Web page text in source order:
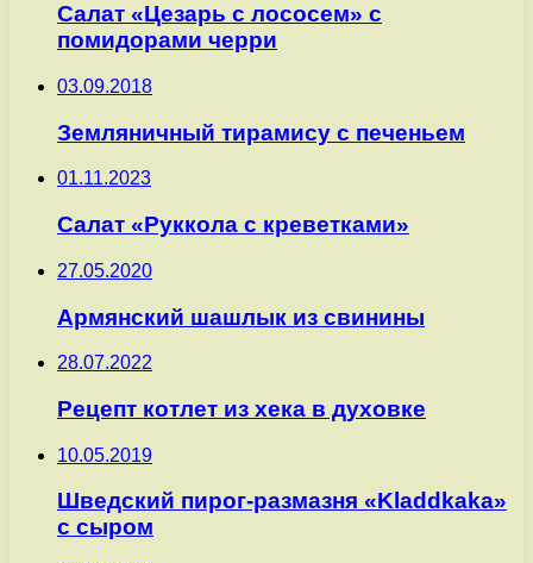
Салат «Цезарь с лососем» с
помидорами черри
03.09.2018
Земляничный тирамису с печеньем
01.11.2023
Салат «Руккола с креветками»
27.05.2020
Армянский шашлык из свинины
28.07.2022
Рецепт котлет из хека в духовке
10.05.2019
Шведский пирог-размазня «Kladdkaka»
с сыром